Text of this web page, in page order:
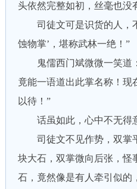
头依然完整如初，丝毫也没
司徒文可是识货的人，
蚀物掌’，堪称武林一绝！”
鬼儒西门斌微微一笑道：
竟能一语道出此掌名称！现
以待！”
话虽如此，心中不无得意
司徒文不见作势，双掌
块大石，双掌微向后张，怪
石，竟然像是有人牵引似的